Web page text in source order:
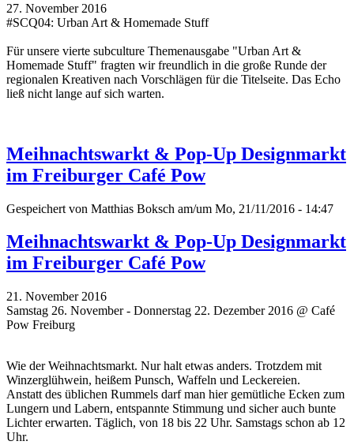
27. November 2016
#SCQ04: Urban Art & Homemade Stuff
Für unsere vierte subculture Themenausgabe "Urban Art &
Homemade Stuff" fragten wir freundlich in die große Runde der
regionalen Kreativen nach Vorschlägen für die Titelseite. Das Echo
ließ nicht lange auf sich warten.
Meihnachtswarkt & Pop-Up Designmarkt
im Freiburger Café Pow
Gespeichert von Matthias Boksch am/um Mo, 21/11/2016 - 14:47
Meihnachtswarkt & Pop-Up Designmarkt
im Freiburger Café Pow
21. November 2016
Samstag 26. November - Donnerstag 22. Dezember 2016 @ Café
Pow Freiburg
Wie der Weihnachtsmarkt. Nur halt etwas anders. Trotzdem mit
Winzerglühwein, heißem Punsch, Waffeln und Leckereien.
Anstatt des üblichen Rummels darf man hier gemütliche Ecken zum
Lungern und Labern, entspannte Stimmung und sicher auch bunte
Lichter erwarten. Täglich, von 18 bis 22 Uhr. Samstags schon ab 12
Uhr.